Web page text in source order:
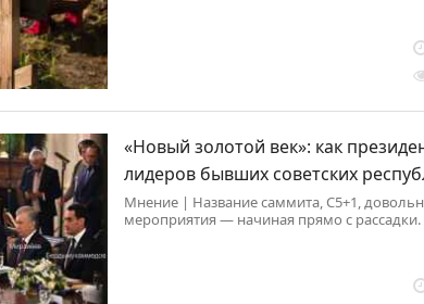
«Новый золотой век»: как
лидеров бывших советских
Мнение | Название саммита, С5+1,
мероприятия — начиная прямо с рассадки.